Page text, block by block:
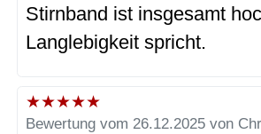
Stirnband ist insgesamt
Langlebigkeit spricht.
★★★★★
Bewertung vom 26.12.2025 von